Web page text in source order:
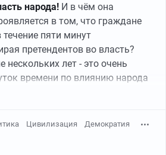
народа! И в чём она
в том, что граждане
течение пяти минут
претендентов во власть?
нескольких лет - это очень
времени по влиянию народа
такую мизерную инициативу
сесть на диван и несколько
ВОЛЯ НАРОДА
Цивилизация Демократия